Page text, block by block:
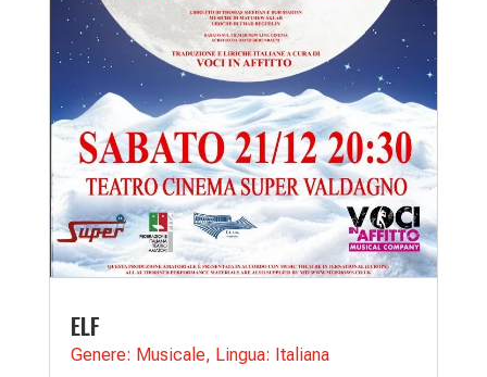
ELF
Genere: Musicale, Lingua: Italiana